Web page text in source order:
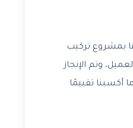
بمشروع تركيب
وتم الإنجاز
أكسبنا تقييمًا